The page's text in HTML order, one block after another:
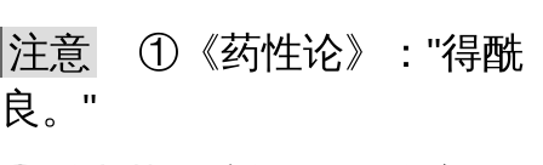
注意
①《药性论》："得酰
良。"